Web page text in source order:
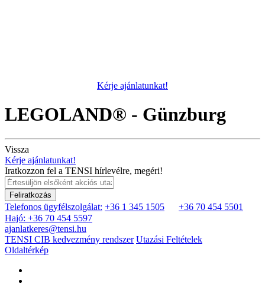
Kérje ajánlatunkat!
LEGOLAND® - Günzburg
Vissza
Kérje ajánlatunkat!
Iratkozzon fel a TENSI hírlevélre, megéri!
Feliratkozás
Telefonos ügyfélszolgálat: +36 1 345 1505
+36 70 454 5501
Hajó: +36 70 454 5597
ajanlatkeres@tensi.hu
TENSI CIB kedvezmény rendszer Utazási Feltételek
Oldaltérkép